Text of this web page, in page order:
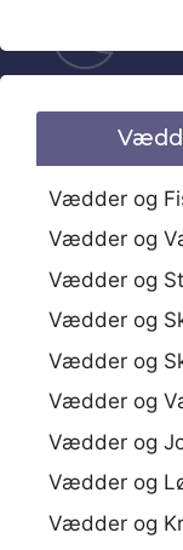
Vædder og
Vædder og
Vædder og
Vædder og
Vædder og
Vædder og
Vædder og
Vædder og
Vædder og